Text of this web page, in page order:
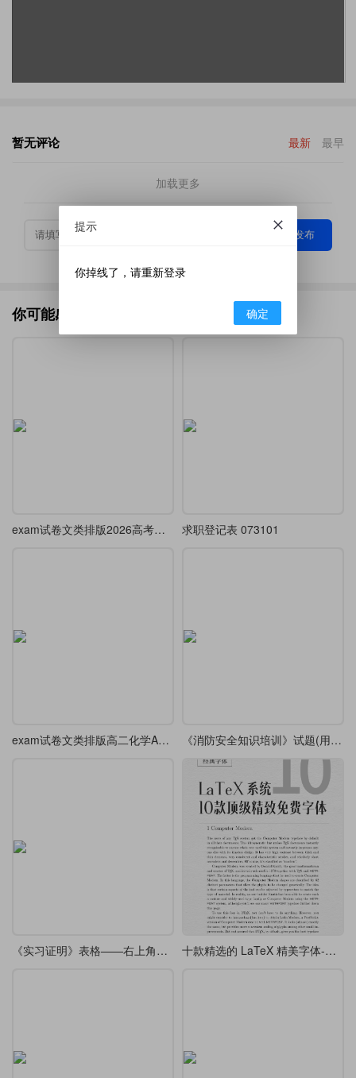
暂无评论 最新 最早
加载更多
发布
你可能感兴趣的
exam试卷文类排版2026高考数学试卷(卷1)A4-A3 求职登记表 073101
exam试卷文类排版高二化学A4试卷(节选，带装订线) 《消防安全知识培训》试题(用exam试卷文档类排版)
《实习证明》表格——右上角带有连续数字编号 十款精选的 LaTeX 精美字体-全免费，不用 cmr 就盲选这些字体吧
提示
你掉线了，请重新登录
确定